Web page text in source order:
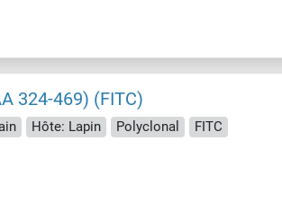
324-469) (FITC)
Hôte: Lapin Polyclonal FITC